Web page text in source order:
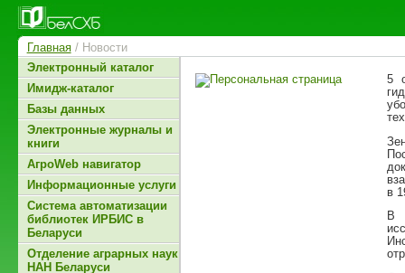
Главная/ Новости
Электронный каталог
Имидж-каталог
Базы данных
Электронные журналы и
книги
АгроWeb навигатор
Информационные услуги
Система автоматизации
библиотек ИРБИС в
Беларуси
Отделение аграрных наук
НАН Беларуси
5
в
В